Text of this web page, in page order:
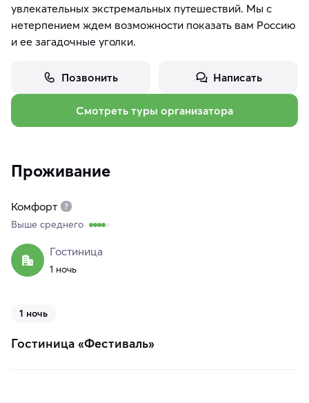
увлекательных экстремальных путешествий. Мы с
нетерпением ждем возможности показать вам Россию
и ее загадочные уголки.
Позвонить Написать
Смотреть туры организатора
Проживание
Комфорт
Выше среднего
Гостиница
1 ночь
1 ночь
Гостиница «Фестиваль»